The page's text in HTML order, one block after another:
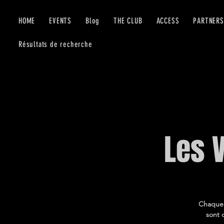
HOME EVENTS Blog THE CLUB ACCESS
Résultats de recherche
Les
sont